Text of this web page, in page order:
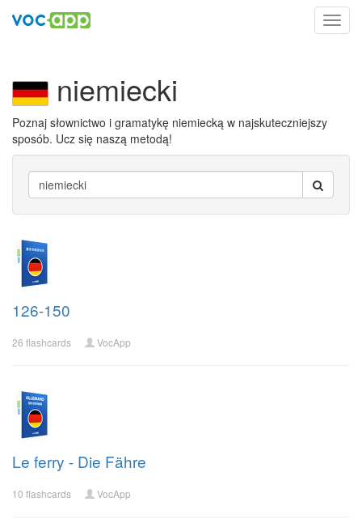
niemiecki
Poznaj słownictwo i gramatykę niemiecką w najskuteczniejszy
sposób. Ucz się naszą metodą!
126-150
26 flashcards VocApp
Le ferry - Die Fähre
10 flashcards VocApp